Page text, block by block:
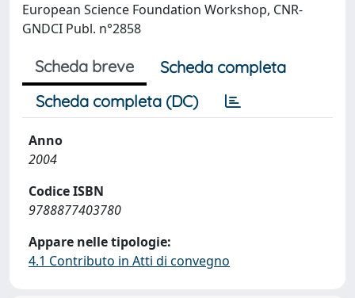
European Science Foundation Workshop, CNR-
GNDCI Publ. n°2858
Scheda breve
Scheda completa
Scheda completa (DC)
Anno
2004
Codice ISBN
9788877403780
Appare nelle tipologie:
4.1 Contributo in Atti di convegno